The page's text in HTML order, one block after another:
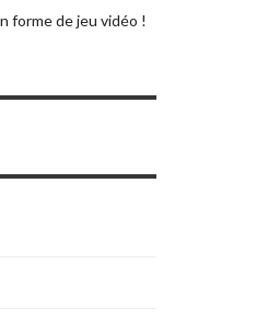
forme de jeu vidéo !